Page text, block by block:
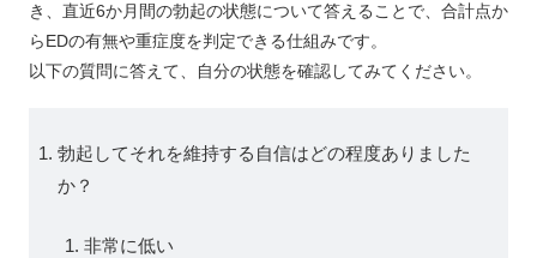
き、直近6か月間の勃起の状態について答えることで、合計点か
らEDの有無や重症度を判定できる仕組みです。
以下の質問に答えて、自分の状態を確認してみてください。
勃起してそれを維持する自信はどの程度ありました
か？
非常に低い